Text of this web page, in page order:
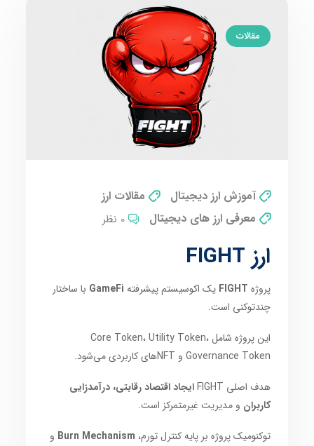
مقالات
آموزش ارز دیجیتال
مقالات ارز
معرفی ارز های دیجیتال
0 نظر
ارز FIGHT
پروژه FIGHT یک اکوسیستم پیشرفته GameFi با ساختار
چندتوکنی است.
این پروژه شامل Core Token، Utility Token،
Governance Token و NFTهای کاربردی می‌شود.
هدف اصلی FIGHT
ایجاد اقتصاد رقابتی، درآمدزایی
کاربران و مدیریت غیرمتمرکز است.
توکنومیک پروژه بر پایه کنترل تورم،
و